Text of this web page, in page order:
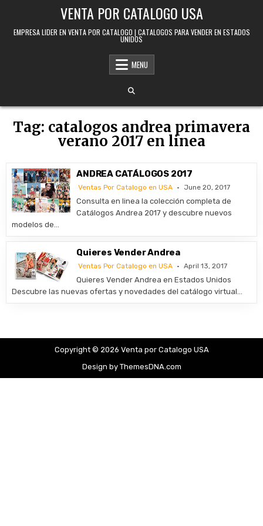
VENTA POR CATALOGO USA
EMPRESA LIDER EN VENTA POR CATALOGO | CATALOGOS PARA VENDER EN ESTADOS
UNIDOS
MENU
Tag: catalogos andrea primavera
verano 2017 en linea
ANDREA CATÁLOGOS 2017
Ventas Por Catalogo en USA June 20, 2017
Consulta en linea la colección completa de
Catálogos Andrea 2017 y descubre nuevos
modelos de…
Quieres Vender Andrea
Ventas Por Catalogo en USA April 13, 2017
Quieres Vender Andrea en Estados Unidos
Descubre las nuevas ofertas y novedades del catálogo virtual…
Copyright © 2026 Venta por Catalogo USA
Design by ThemesDNA.com